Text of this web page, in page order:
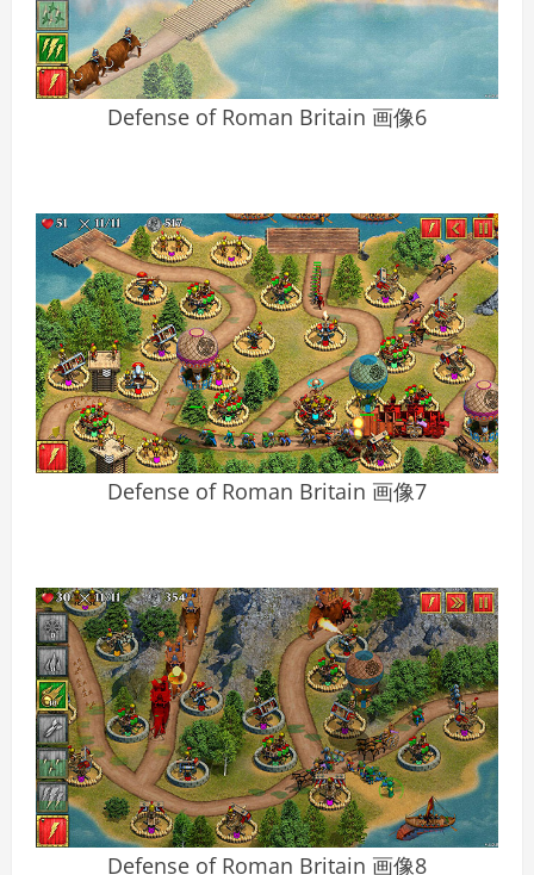
Defense of Roman Britain 画像6
Defense of Roman Britain 画像7
Defense of Roman Britain 画像8